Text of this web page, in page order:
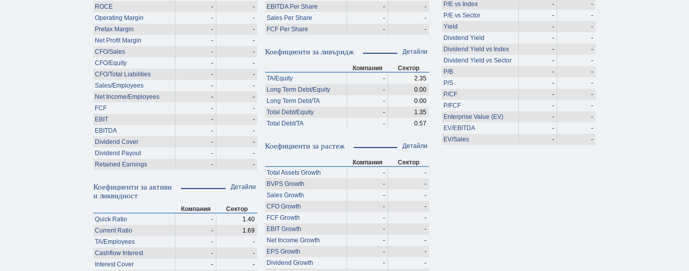
ROCE
-
-
Operating Margin
-
-
Pretax Margin
-
-
Net Profit Margin
-
-
CFO/Sales
-
-
CFO/Equity
-
-
CFO/Total Liabilities
-
-
Sales/Employees
-
-
Net Income/Employees
-
-
FCF
-
-
EBIT
-
-
EBITDA
-
-
Dividend Cover
-
-
Dividend Payout
-
-
Retained Earnings
- -
Коефициенти за активи
и ликвидност
Детайли
Компания
Сектор
Quick Ratio
-
1.40
Current Ratio
-
1.69
TA/Employees
-
-
Cashflow Interest
-
-
Interest Cover
- -
EBITDA Per Share
-
-
Sales Per Share
-
-
FCF Per Share
- -
Коефициенти за ливъридж Детайли
Компания
Сектор
TA/Equity
-
2.35
Long Term Debt/Equity
-
0.00
Long Term Debt/TA
-
0.00
Total Debt/Equity
-
1.35
Total Debt/TA
- 0.57
Коефициенти за растеж Детайли
Компания
Сектор
Total Assets Growth
-
-
BVPS Growth
-
-
Sales Growth
-
-
CFO Growth
-
-
FCF Growth
-
-
EBIT Growth
-
-
Net Income Growth
-
-
EPS Growth
-
-
Dividend Growth
-
-
P/E vs Index
-
-
P/E vs Sector
-
-
Yield
-
-
Dividend Yield
-
-
Dividend Yield vs Index
-
-
Dividend Yield vs Sector
-
-
P/B
-
-
P/S
-
-
P/CF
-
-
P/FCF
-
-
Enterprise Value (EV)
-
-
EV/EBITDA
-
-
EV/Sales
- -